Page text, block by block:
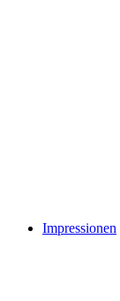
Impressionen